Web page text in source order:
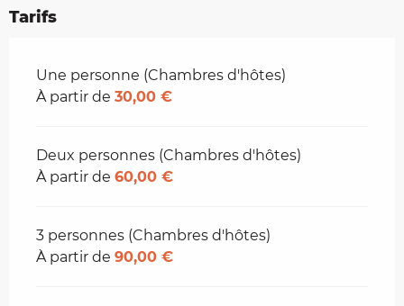
Tarifs
Tarifs 2026
Une personne (Chambres d'hôtes)
À partir de 30,00 €
Deux personnes (Chambres d'hôtes)
À partir de 60,00 €
3 personnes (Chambres d'hôtes)
À partir de 90,00 €